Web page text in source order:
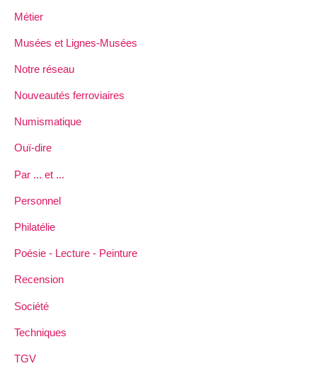
Métier
Musées et Lignes-Musées
Notre réseau
Nouveautés ferroviaires
Numismatique
Ouï-dire
Par ... et ...
Personnel
Philatélie
Poésie - Lecture - Peinture
Recension
Société
Techniques
TGV